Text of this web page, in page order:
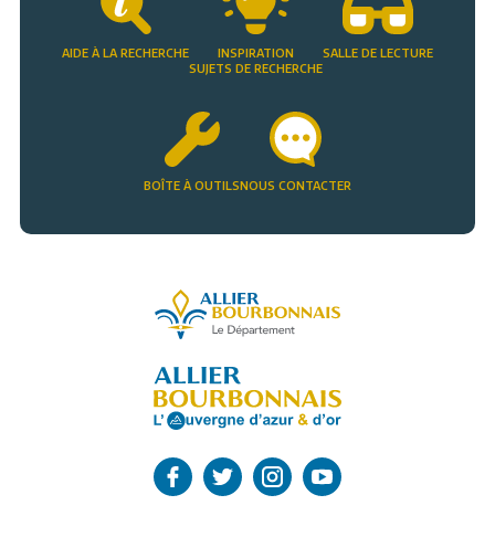
AIDE À LA RECHERCHE
INSPIRATION
SUJETS DE RECHERCHE
SALLE DE LECTURE
BOÎTE À OUTILSNOUS CONTACTER
Allier, le département
L'Allier sur Facebook
L'Allier sur Twitter
L'Allier sur Instagram
L'Allier sur Youtube